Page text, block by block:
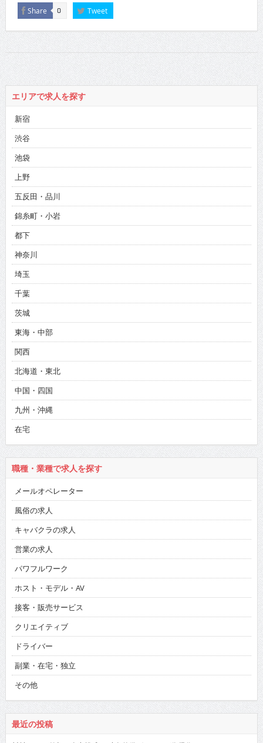
Share 0 Tweet
エリアで求人を探す
新宿
渋谷
池袋
上野
五反田・品川
錦糸町・小岩
都下
神奈川
埼玉
千葉
茨城
東海・中部
関西
北海道・東北
中国・四国
九州・沖縄
在宅
職種・業種で求人を探す
メールオペレーター
風俗の求人
キャバクラの求人
営業の求人
パワフルワーク
ホスト・モデル・AV
接客・販売サービス
クリエイティブ
ドライバー
副業・在宅・独立
その他
最近の投稿